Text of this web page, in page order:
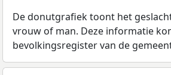
De donutgrafiek toont het
vrouw of man. Deze informatie
bevolkingsregister van de